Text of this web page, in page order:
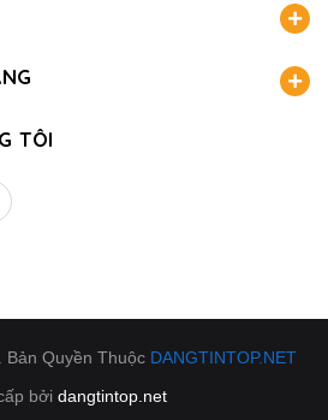
TÔI
Bản Quyền Thuộc DANGTINTOP.NET
bởi dangtintop.net